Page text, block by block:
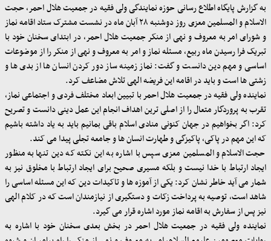
به گزارش پایگاه اطلاع رسانی حوزه نمایندگی ولی فقیه در جمعیت هلال احمر، حجت
الاسلام و المسلمین معزی روز دوشنبه ۲۸ آبان ماه در نشست مشترک ستاد اقامه نماز
و شورای امر به معروف و نهی از منکر جمعیت هلال احمر، در ابتدای سخنان خود با
تبریک فرا رسیدن ماه ربیع، مسئله نماز و امر به معروف و نهی از منکر را از موضوعات
اساسی و مهم دین دانست و گفت: نماز زمینه ساز دور کردن انسان ها از بدی ها و
زشتی ها است و باید در اقامه این فریضه الهی تلاش مضاعف کرد.
نماینده ولی فقیه در جمعیت هلال احمر با تبیین ابعاد مختلف فردی و اجتماعی نماز،
تقرب به پروردگار متعال را از اصلی ترین اهداف انجام این عمل دینی دانست و تصریح
کرد: اگر بخواهیم در جهان کنونی منادی اسلام باقی بمانیم باید به یاد داشته باشیم
که این مهم در پاکی، پاکیزگی و طهارت انسان ها و جامعه تجلی پیدا می کند.
حجت الاسلام و المسلمین معزی سپس با اشاره به این نکته که دین تنها به منظور
ایجاد ارتباط با خدا نیست و بلکه مسیری صحیح برای ایجاد ارتباط با مخلوق نیز به
شمار می آید خاطر نشان کرد: یکی از آموزه ها و تاکیدات دین که این مسئله اساسی را
شاهد است، توصیه به پرداخت زکات و دستگیری از نیازمندان است که در کلام الهی
نیز پس از سفارش به اقامه نماز مورد اشاره قرار می گیرد.
نماینده ولی فقیه در جمعیت هلال احمر در بخش بعدی سخنان خود با اشاره به